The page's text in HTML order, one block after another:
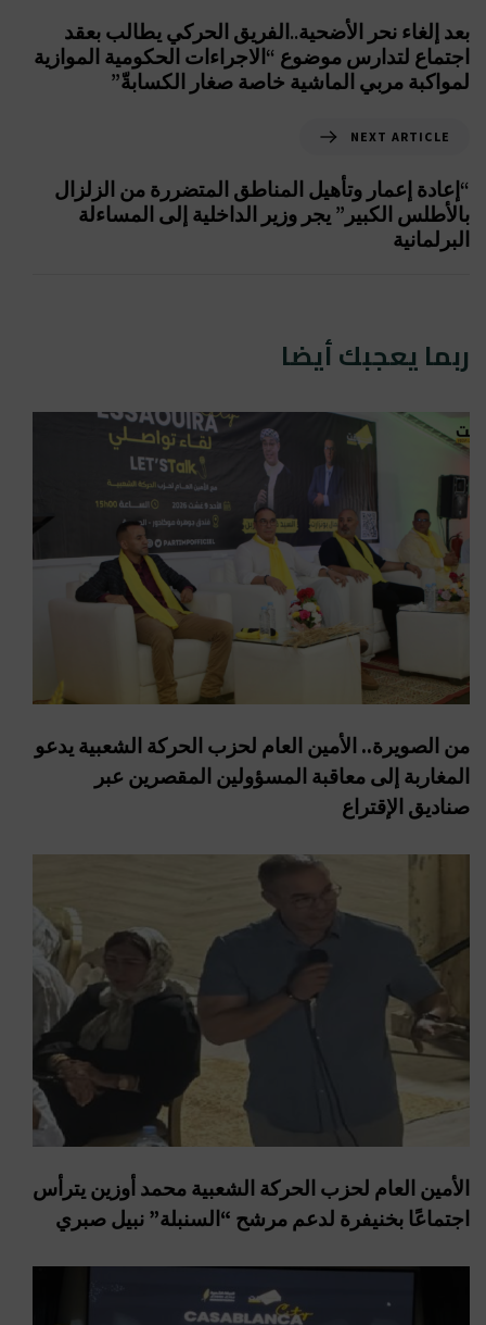
بعد إلغاء نحر الأضحية..الفريق الحركي يطالب بعقد
اجتماع لتدارس موضوع “الاجراءات الحكومية الموازية
لمواكبة مربي الماشية خاصة صغار الكسابةّ”
NEXT ARTICLE
“إعادة إعمار وتأهيل المناطق المتضررة من الزلزال
بالأطلس الكبير” يجر وزير الداخلية إلى المساءلة
البرلمانية
ربما يعجبك أيضا
من الصويرة.. الأمين العام لحزب الحركة الشعبية يدعو
المغاربة إلى معاقبة المسؤولين المقصرين عبر
صناديق الإقتراع
الأمين العام لحزب الحركة الشعبية محمد أوزين يترأس
اجتماعًا بخنيفرة لدعم مرشح “السنبلة” نبيل صبري